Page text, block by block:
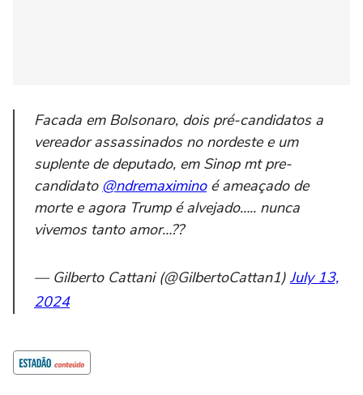
Facada em Bolsonaro, dois pré-candidatos a
vereador assassinados no nordeste e um
suplente de deputado, em Sinop mt pre-
candidato @ndremaximinoé ameaçado de
morte e agora Trump é alvejado….. nunca
vivemos tanto amor…??
— Gilberto Cattani (@GilbertoCattan1) July 13,
2024